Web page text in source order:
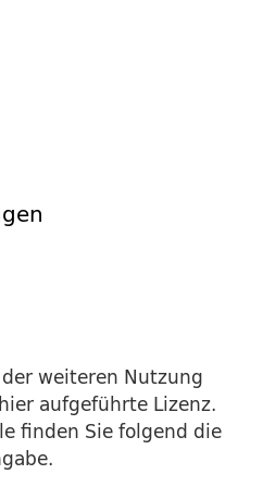
weiteren Nutzung
aufgeführte Lizenz.
finden Sie folgend die